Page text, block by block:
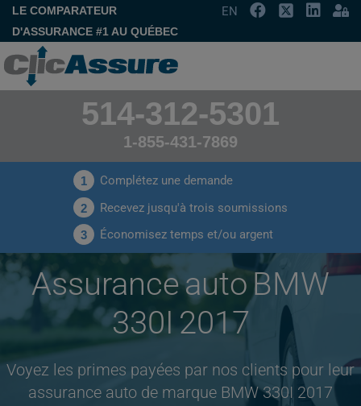
LE COMPARATEUR
D'ASSURANCE #1 AU QUÉBEC
EN
514-312-5301
1-855-431-7869
1 Complétez une demande
2 Recevez jusqu'à trois soumissions
3 Économisez temps et/ou argent
Assurance auto BMW
330I 2017
Voyez les primes payées par nos clients pour leur
assurance auto de marque BMW 330I 2017